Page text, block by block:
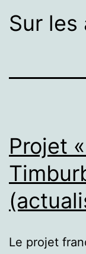
Sur les
Projet
Le projet